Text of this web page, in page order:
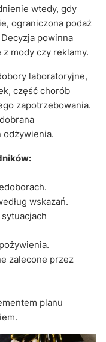
wtedy, gdy
ograniczona podaż
powinna
mody czy reklamy.
laboratoryjne,
część chorób
zapotrzebowania.
odżywienia.
wskazań.
zalecone przez
planu